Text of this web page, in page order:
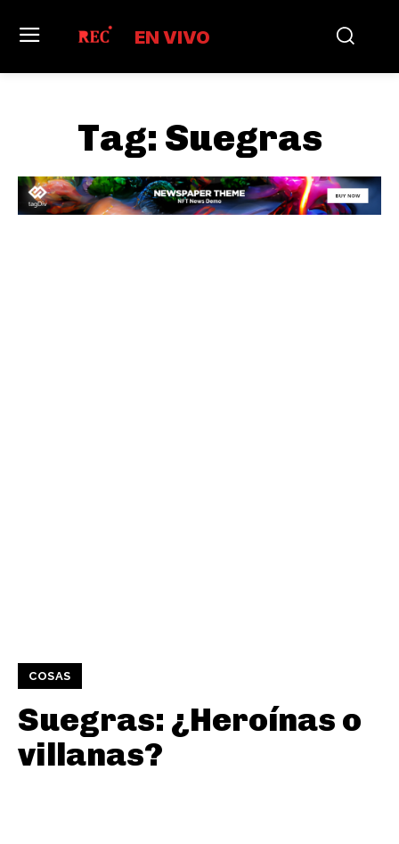
EN VIVO
Tag: Suegras
COSAS
Suegras: ¿Heroínas o
villanas?